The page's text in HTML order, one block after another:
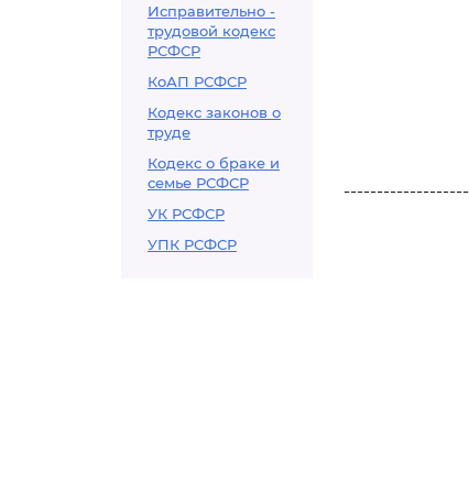
Исправительно -
трудовой кодекс
РСФСР
КоАП РСФСР
Кодекс законов о
труде
Кодекс о браке и
семье РСФСР
УК РСФСР
УПК РСФСР